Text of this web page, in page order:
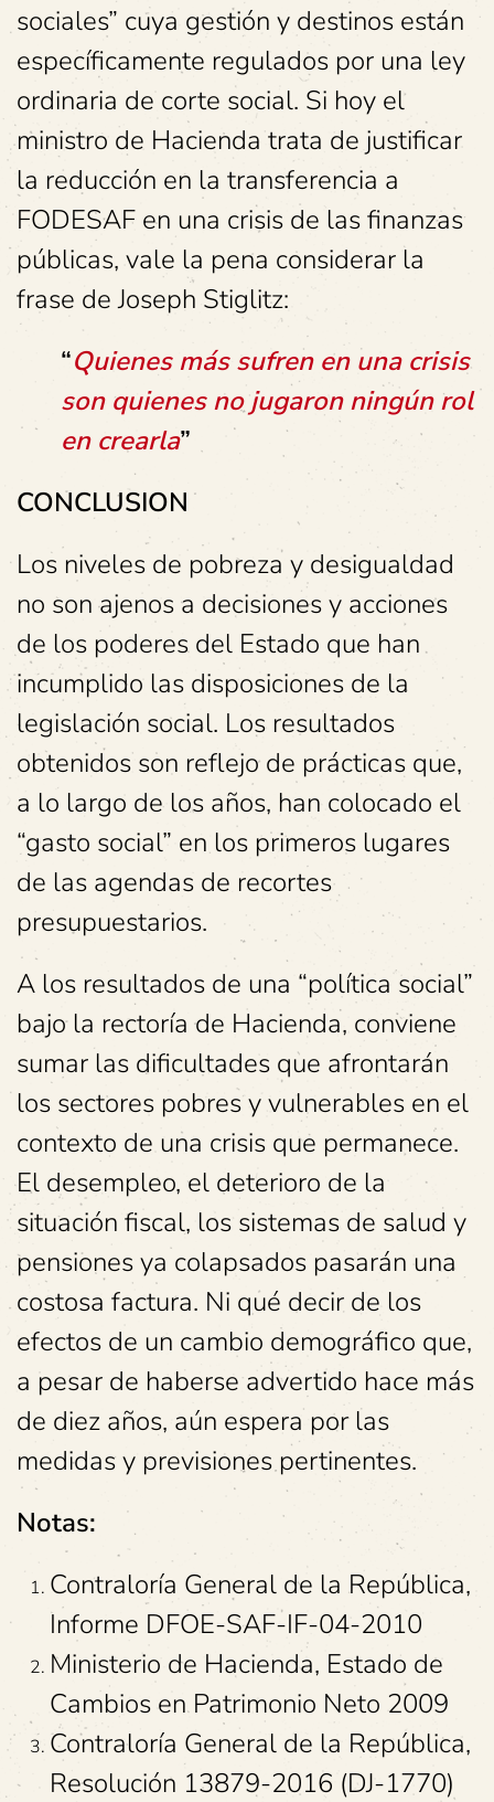
sociales” cuya gestión y destinos están
específicamente regulados por una ley
ordinaria de corte social. Si hoy el
ministro de Hacienda trata de justificar
la reducción en la transferencia a
FODESAF en una crisis de las finanzas
públicas, vale la pena considerar la
frase de Joseph Stiglitz:
“Quienes más sufren en una crisis
son quienes no jugaron ningún rol
en crearla”
CONCLUSION
Los niveles de pobreza y desigualdad
no son ajenos a decisiones y acciones
de los poderes del Estado que han
incumplido las disposiciones de la
legislación social. Los resultados
obtenidos son reflejo de prácticas que,
a lo largo de los años, han colocado el
“gasto social” en los primeros lugares
de las agendas de recortes
presupuestarios.
A los resultados de una “política social”
bajo la rectoría de Hacienda, conviene
sumar las dificultades que afrontarán
los sectores pobres y vulnerables en el
contexto de una crisis que permanece.
El desempleo, el deterioro de la
situación fiscal, los sistemas de salud y
pensiones ya colapsados pasarán una
costosa factura. Ni qué decir de los
efectos de un cambio demográfico que,
a pesar de haberse advertido hace más
de diez años, aún espera por las
medidas y previsiones pertinentes.
Notas:
Contraloría General de la República,
Informe DFOE-SAF-IF-04-2010
Ministerio de Hacienda, Estado de
Cambios en Patrimonio Neto 2009
Contraloría General de la República,
Resolución 13879-2016 (DJ-1770)